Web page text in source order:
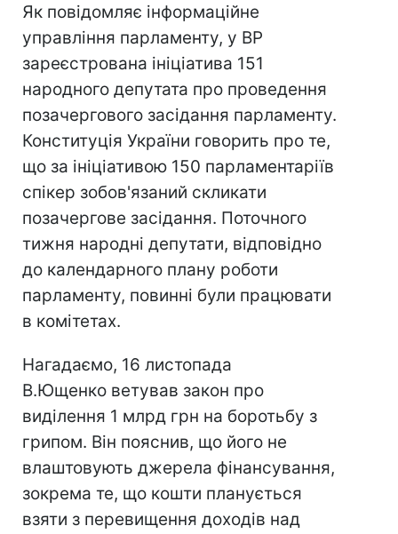
Як повідомляє інформаційне
управління парламенту, у ВР
зареєстрована ініціатива 151
народного депутата про проведення
позачергового засідання парламенту.
Конституція України говорить про те,
що за ініціативою 150 парламентаріїв
спікер зобов'язаний скликати
позачергове засідання. Поточного
тижня народні депутати, відповідно
до календарного плану роботи
парламенту, повинні були працювати
в комітетах.
Нагадаємо, 16 листопада
В.Ющенко ветував закон про
виділення 1 млрд грн на боротьбу з
грипом. Він пояснив, що його не
влаштовують джерела фінансування,
зокрема те, що кошти планується
взяти з перевищення доходів над